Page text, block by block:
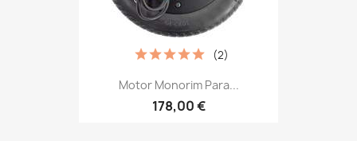
Motor Monorim Para...
178,00 €
(2)